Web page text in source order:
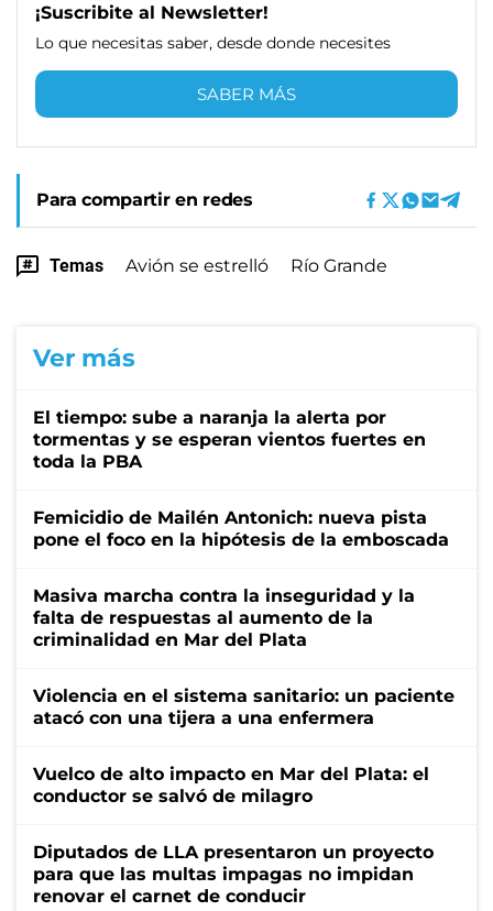
¡Suscribite al Newsletter!
Lo que necesitas saber, desde donde necesites
SABER MÁS
Para compartir en redes
Temas Avión se estrelló Río Grande
Ver más
El tiempo: sube a naranja la alerta por
tormentas y se esperan vientos fuertes en
toda la PBA
Femicidio de Mailén Antonich: nueva pista
pone el foco en la hipótesis de la emboscada
Masiva marcha contra la inseguridad y la
falta de respuestas al aumento de la
criminalidad en Mar del Plata
Violencia en el sistema sanitario: un paciente
atacó con una tijera a una enfermera
Vuelco de alto impacto en Mar del Plata: el
conductor se salvó de milagro
Diputados de LLA presentaron un proyecto
para que las multas impagas no impidan
renovar el carnet de conducir